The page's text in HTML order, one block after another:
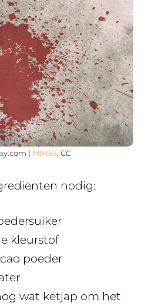
| MIH83, CC
nodig:
kleurstof
poeder
wat ketjap om het